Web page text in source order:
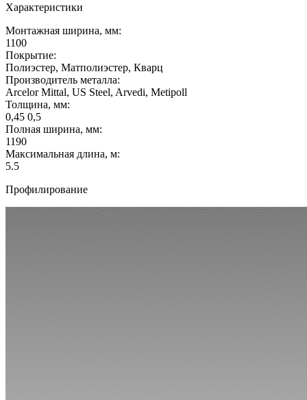
Характеристики
Монтажная ширина, мм:
1100
Покрытие:
Полиэстер, Матполиэстер, Кварц
Производитель металла:
Arcelor Mittal, US Steel, Arvedi, Metipoll
Толщина, мм:
0,45 0,5
Полная ширина, мм:
1190
Максимальная длина, м:
5.5
Профилирование